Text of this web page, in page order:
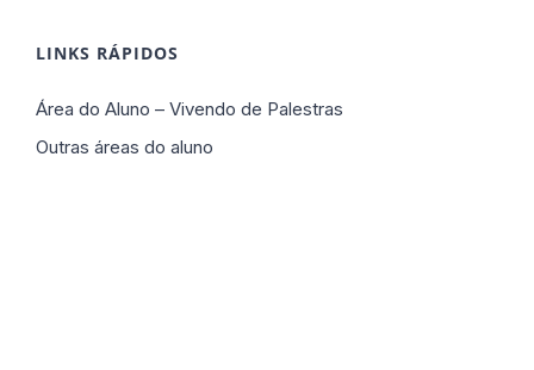
LINKS RÁPIDOS
Área do Aluno – Vivendo de Palestras
Outras áreas do aluno